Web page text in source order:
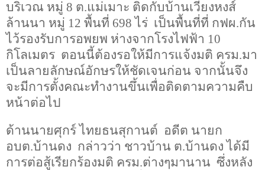
บริเวณ หมู่ 8 ต.แม่เมาะ ติดกับบ้านเวียงหงส์
ล้านนา หมู่ 12 พื้นที่ 698 ไร่ เป็นพื้นที่ที่ กฟผ.กัน
ไว้รองรับการอพยพ ห่างจากโรงไฟฟ้า 10
กิโลเมตร ตอนนี้ต้องรอให้มีการแจ้งมติ ครม.มา
เป็นลายลักษณ์อักษรให้ชัดเจนก่อน จากนั้นจึง
จะมีการตั้งคณะทำงานขึ้นเพื่อติดตามความคืบ
หน้าต่อไป
ด้านนายศุกร์ ไทยธนสุกานต์ อดีต นายก
อบต.บ้านดง กล่าวว่า ชาวบ้าน ต.บ้านดง ได้มี
การต่อสู้เรียกร้องมติ ครม.ต่างๆมานาน ซึ่งหลัง